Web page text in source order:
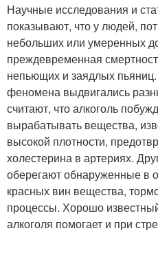
Научные исследования и
показывают, что у людей,
небольших или умеренных
преждевременная
непьющих и заядлых
феномена выдвигались
считают, что алкоголь
вырабатывать вещества,
высокой плотности,
холестерина в артериях.
оберегают обнаруженные в
красных вин вещества,
процессы. Хорошо
алкоголя помогает и при